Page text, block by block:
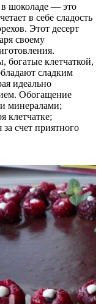
шоколаде — это
в себе сладость
Этот десерт
своему
клетчаткой,
сладким
идеально
Обогащение
минералами;
клетчатке;
счет приятного